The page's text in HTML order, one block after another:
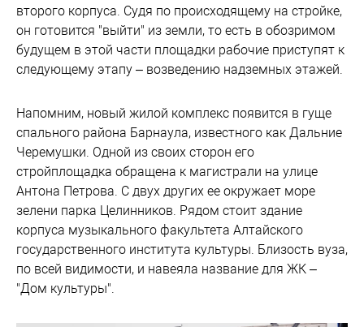
второго корпуса. Судя по происходящему на стройке,
он готовится "выйти" из земли, то есть в обозримом
будущем в этой части площадки рабочие приступят к
следующему этапу – возведению надземных этажей.
Напомним, новый жилой комплекс появится в гуще
спального района Барнаула, известного как Дальние
Черемушки. Одной из своих сторон его
стройплощадка обращена к магистрали на улице
Антона Петрова. С двух других ее окружает море
зелени парка Целинников. Рядом стоит здание
корпуса музыкального факультета Алтайского
государственного института культуры. Близость вуза,
по всей видимости, и навеяла название для ЖК –
"Дом культуры".